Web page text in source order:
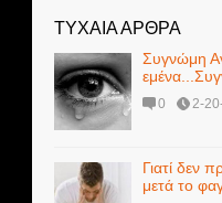
ΤΥΧΑΙΑ ΑΡΘΡΑ
Συγνώμη
0 2-
Γιατί δεν
μετά το